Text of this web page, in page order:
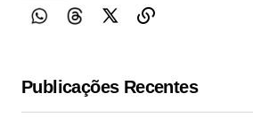
Publicações Recentes